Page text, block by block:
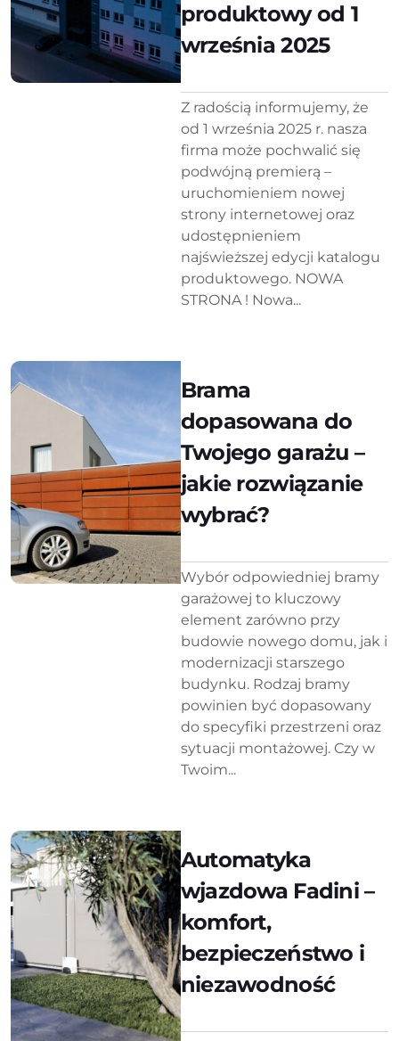
produktowy od 1
września 2025
Z radością informujemy, że
od 1 września 2025 r. nasza
firma może pochwalić się
podwójną premierą –
uruchomieniem nowej
strony internetowej oraz
udostępnieniem
najświeższej edycji katalogu
produktowego. NOWA
STRONA ! Nowa...
Brama
dopasowana do
Twojego garażu –
jakie rozwiązanie
wybrać?
Wybór odpowiedniej bramy
garażowej to kluczowy
element zarówno przy
budowie nowego domu, jak i
modernizacji starszego
budynku. Rodzaj bramy
powinien być dopasowany
do specyfiki przestrzeni oraz
sytuacji montażowej. Czy w
Twoim...
Automatyka
wjazdowa Fadini –
komfort,
bezpieczeństwo i
niezawodność